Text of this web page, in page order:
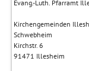
Evang.-Luth. Pfarramt
Kirchengemeinden
Schwebheim
Kirchstr. 6
91471 Illesheim